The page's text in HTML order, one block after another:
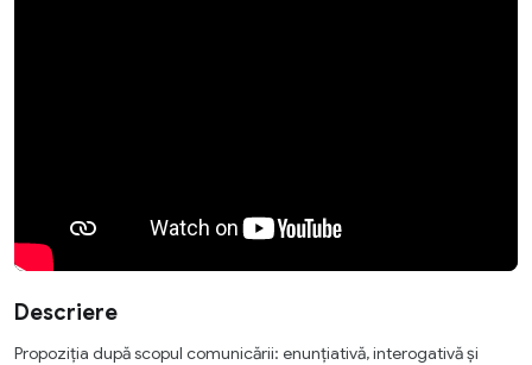
Descriere
Propoziția după scopul comunicării: enunțiativă, interogativă și